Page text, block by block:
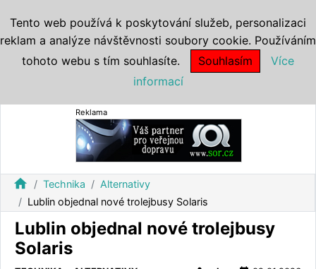
Reklama
home Technika
Alternativy
Lublin objednal nové trolejbusy Solaris
Lublin objednal nové trolejbusy
Solaris
Tento web používá k poskytování služeb, personalizaci
reklam a analýze návštěvnosti soubory cookie. Používáním
tohoto webu s tím souhlasíte.
Souhlasím
Více
informací